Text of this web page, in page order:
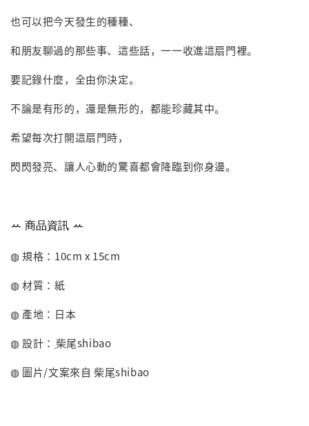
也可以把今天發生的種種、
和朋友聊過的那些事、這些話，一一收進這扇門裡。
要記錄什麼，全由你決定。
不論是有形的，還是無形的，都能珍藏其中。
希望每次打開這扇門時，
閃閃發亮、讓人心動的驚喜都會降臨到你身邊。
ꕀ 商品資訊 ꕀ
◍ 規格：10cm x 15cm
◍ 材質： 紙
◍ 產地：日本
◍ 設計： 柴尾shibao
◍ 圖片/文案來自 柴尾shibao